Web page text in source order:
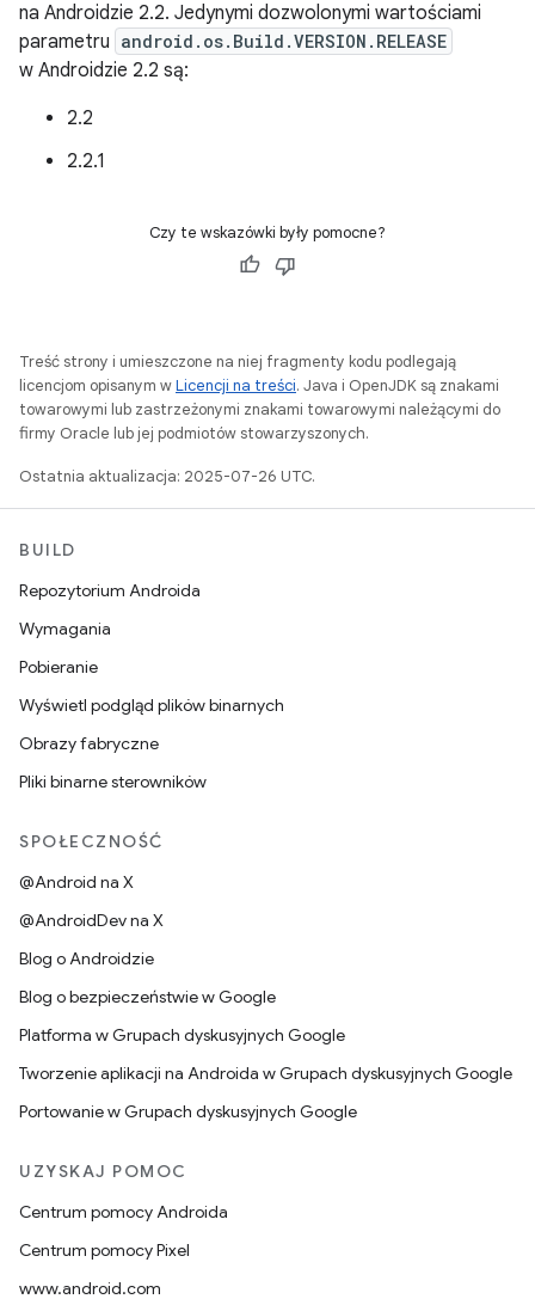
na Androidzie 2.2. Jedynymi dozwolonymi wartościami
parametru android.os.Build.VERSION.RELEASE
w Androidzie 2.2 są:
2.2
2.2.1
Czy te wskazówki były pomocne?
Treść strony i umieszczone na niej fragmenty kodu podlegają
licencjom opisanym wLicencji na treści. Java i OpenJDK są znakami
towarowymi lub zastrzeżonymi znakami towarowymi należącymi do
firmy Oracle lub jej podmiotów stowarzyszonych.
Ostatnia aktualizacja: 2025-07-26 UTC.
BUILD
Repozytorium Androida
Wymagania
Pobieranie
Wyświetl podgląd plików binarnych
Obrazy fabryczne
Pliki binarne sterowników
SPOŁECZNOŚĆ
@Android na X
@AndroidDev na X
Blog o Androidzie
Blog o bezpieczeństwie w Google
Platforma w Grupach dyskusyjnych Google
Tworzenie aplikacji na Androida w Grupach dyskusyjnych Google
Portowanie w Grupach dyskusyjnych Google
UZYSKAJ POMOC
Centrum pomocy Androida
Centrum pomocy Pixel
www.android.com